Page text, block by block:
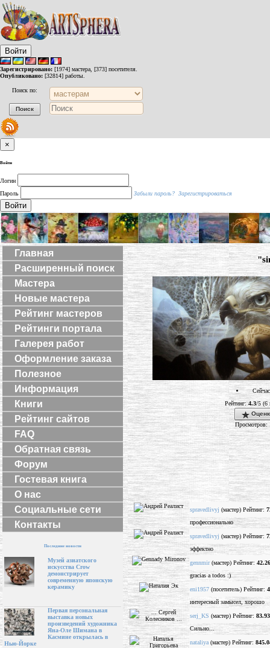
Войти
Зарегистрировано: [1974] мастера, [373] посетителя.
Опубликовано: [32814] работы.
Поиск по:
×
Войти
Логин
Пароль
Забыли пароль? Зарегистрироваться
Войти
Главная
Расширенный поиск
Мастера
Новые мастера
Рейтинг мастеров
Рейтинги портала
Галерея работ
Оформление заказа
Полезное
Информация
Книги
Рейтинг сайтов
FAQ
Обратная связь
Форум
Гостевая книга
О нас
Социальные сети
Контакты
Последние новости
Музей азиатского
искусства Crow
демонстрирует
современную японскую
керамику
Первая персональная
выставка новых
произведений художника
Яна-Оле Шимана в
Касмине открылась в
Нью-Йорке
Рейтинг:4.3/5 (6
Просмотров:
spravedlivyj (мастер) Рейтинг:
профессионально
spravedlivyj (мастер) Рейтинг:
эффектно
gennmir(мастер) Рейтинг: 42.26
gracias a todos :)
eni1957 (посетитель) Рейтинг:
интересный замысел, хорошо
serj_KS (мастер) Рейтинг: 83.93
Сильно...
nataliya (мастер) Рейтинг: